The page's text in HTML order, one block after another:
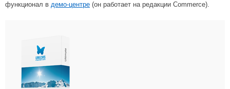
функционал в демо-центре (он работает на редакции Commerce).